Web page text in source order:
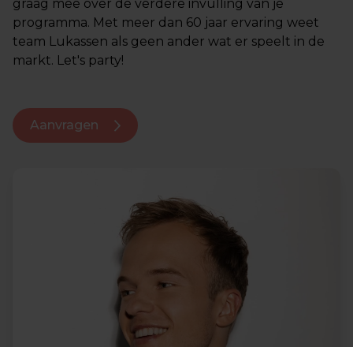
graag mee over de verdere invulling van je
programma. Met meer dan 60 jaar ervaring weet
team Lukassen als geen ander wat er speelt in de
markt. Let's party!
Aanvragen